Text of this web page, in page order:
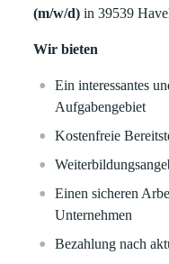
(m/w/d)in 39539
Wir bieten
Ein interessantes
Aufgabengebiet
Kostenfreie
Einen sicheren
Unternehmen
Bezahlung nach